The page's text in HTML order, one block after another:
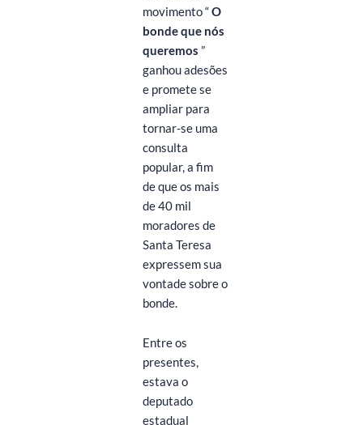
movimento “O
bonde que nós
queremos ”
ganhou adesões
e promete se
ampliar para
tornar-se uma
consulta
popular, a fim
de que os mais
de 40 mil
moradores de
Santa Teresa
expressem sua
vontade sobre o
bonde.
Entre os
presentes,
estava o
deputado
estadual